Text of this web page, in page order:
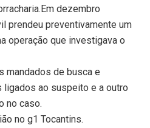
dezembro
prendeu preventivamente um
operação que investigava o
mandados de busca e
ligados ao suspeito e a outro
no caso.
no g1 Tocantins.